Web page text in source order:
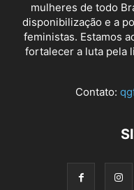
mulheres de todo
disponibilização e a
feministas. Estamos
fortalecer a luta pela
Contato: